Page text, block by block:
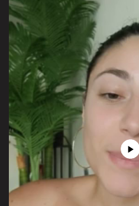
Play
Video